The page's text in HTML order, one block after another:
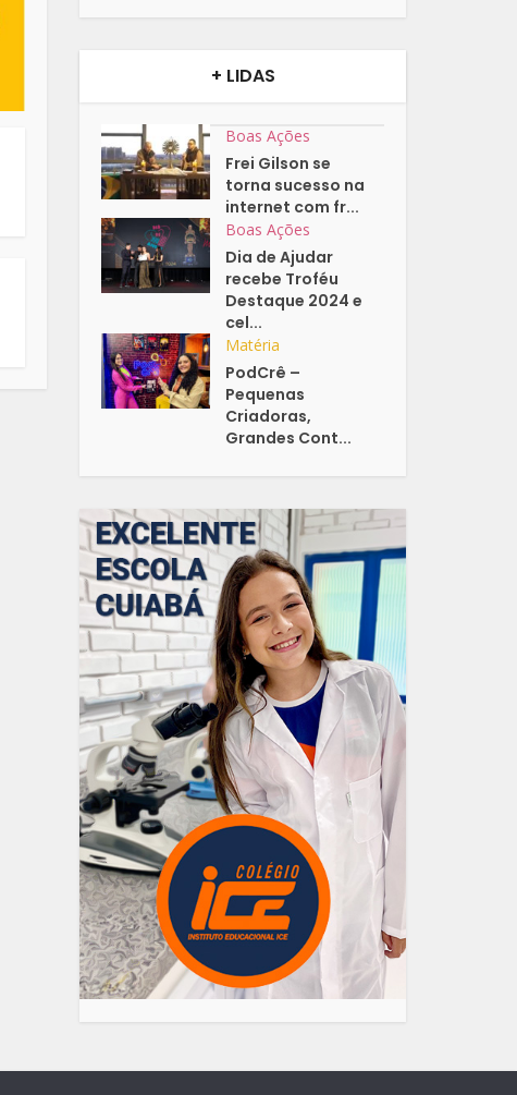
+ LIDAS
Boas Ações
Frei Gilson se
torna sucesso na
internet com fr...
Boas Ações
Dia de Ajudar
recebe Troféu
Destaque 2024 e
cel...
Matéria
PodCrê –
Pequenas
Criadoras,
Grandes Cont...